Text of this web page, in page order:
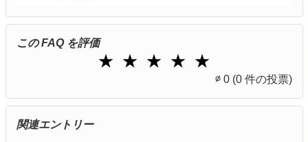
この FAQ を評価
★1 Star
★2 Stars
★ 3 Stars
★ 4 Stars
★
∅ 0(0 件の投票)
関連エントリー